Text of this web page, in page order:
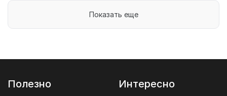
Показать еще
Полезно Интересно